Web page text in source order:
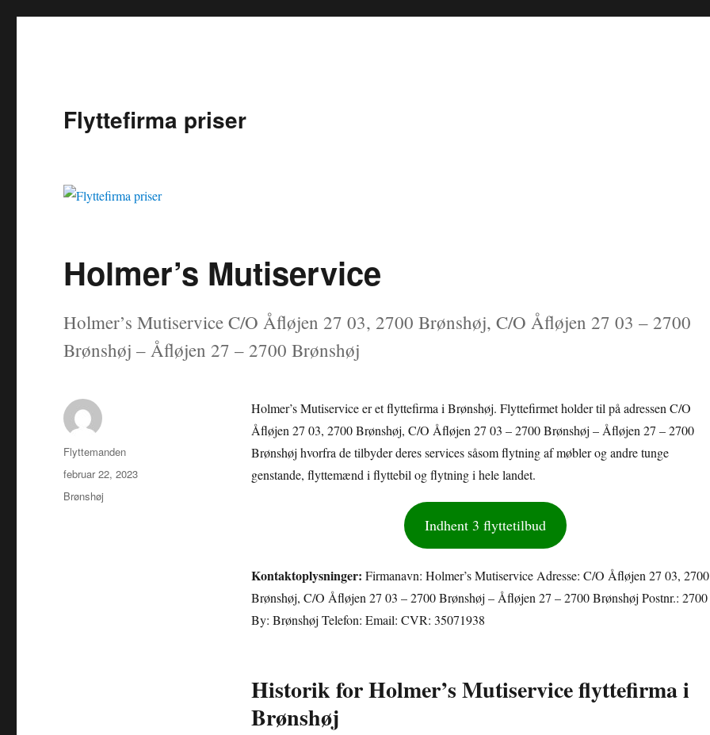
Flyttefirma priser
Holmer’s Mutiservice
Holmer’s Mutiservice C/O Åfløjen 27 03, 2700 Brønshøj, C/O Åfløjen 27 03 – 2700
Brønshøj – Åfløjen 27 – 2700 Brønshøj
Holmer’s Mutiservice er et flyttefirma i Brønshøj. Flyttefirmet holder til på adressen C/O
Åfløjen 27 03, 2700 Brønshøj, C/O Åfløjen 27 03 – 2700 Brønshøj – Åfløjen 27 – 2700
Brønshøj hvorfra de tilbyder deres services såsom flytning af møbler og andre tunge
genstande, flyttemænd i flyttebil og flytning i hele landet.
Indhent 3 flyttetilbud
Kontaktoplysninger: Firmanavn: Holmer’s Mutiservice Adresse: C/O Åfløjen 27 03, 2700
Brønshøj, C/O Åfløjen 27 03 – 2700 Brønshøj – Åfløjen 27 – 2700 Brønshøj Postnr.: 2700
By: Brønshøj Telefon: Email: CVR: 35071938
Historik for Holmer’s Mutiservice flyttefirma i
Brønshøj
Forfatter
Flyttemanden
Udgivet
februar 22, 2023
Kategorier
Brønshøj